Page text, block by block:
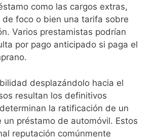
como las cargos extras,
de foco o bien una tarifa sobre
Varios prestamistas podrían
por pago anticipado si paga el
desplazándolo hacia el
resultan los definitivos
la ratificación de un
un préstamo de automóvil. Estos
reputación comúnmente